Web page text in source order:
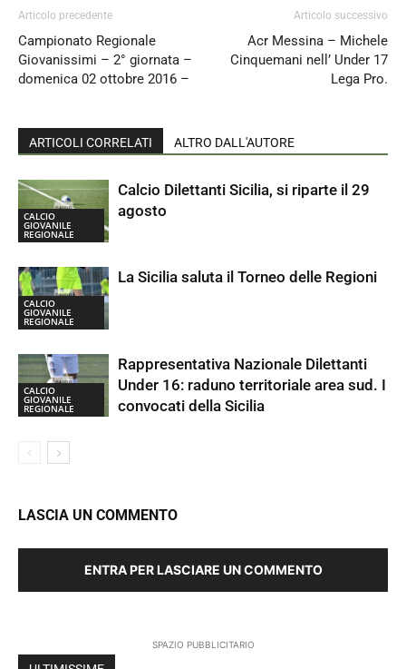
Articolo precedente
Campionato Regionale
Giovanissimi – 2° giornata –
domenica 02 ottobre 2016 –
Articolo successivo
Acr Messina – Michele
Cinquemani nell’ Under 17
Lega Pro.
ARTICOLI CORRELATI ALTRO DALL'AUTORE
CALCIO
GIOVANILE
REGIONALE
Calcio Dilettanti Sicilia, si riparte il 29
agosto
CALCIO
GIOVANILE
REGIONALE
La Sicilia saluta il Torneo delle Regioni
CALCIO
GIOVANILE
REGIONALE
Rappresentativa Nazionale Dilettanti
Under 16: raduno territoriale area sud. I
convocati della Sicilia
LASCIA UN COMMENTO
ENTRA PER LASCIARE UN COMMENTO
SPAZIO PUBBLICITARIO